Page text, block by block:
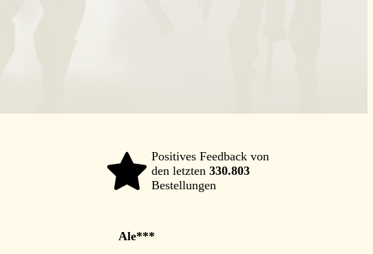
Positives Feedback von
den letzten 330.803
Bestellungen
Ale***